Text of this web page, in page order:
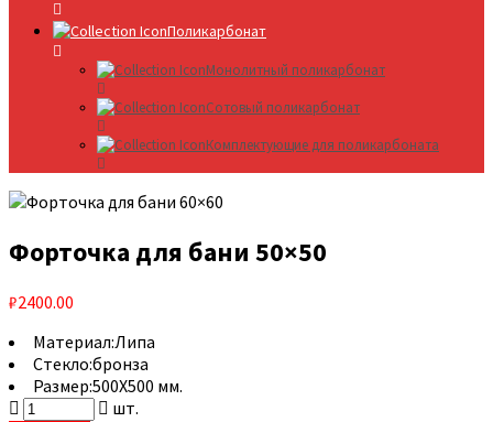
Поликарбонат
Монолитный поликарбонат
Сотовый поликарбонат
Комплектующие для поликарбоната
Форточка для бани 50×50
₽2400.00
Материал:Липа
Стекло:бронза
Размер:500Х500 мм.
шт.